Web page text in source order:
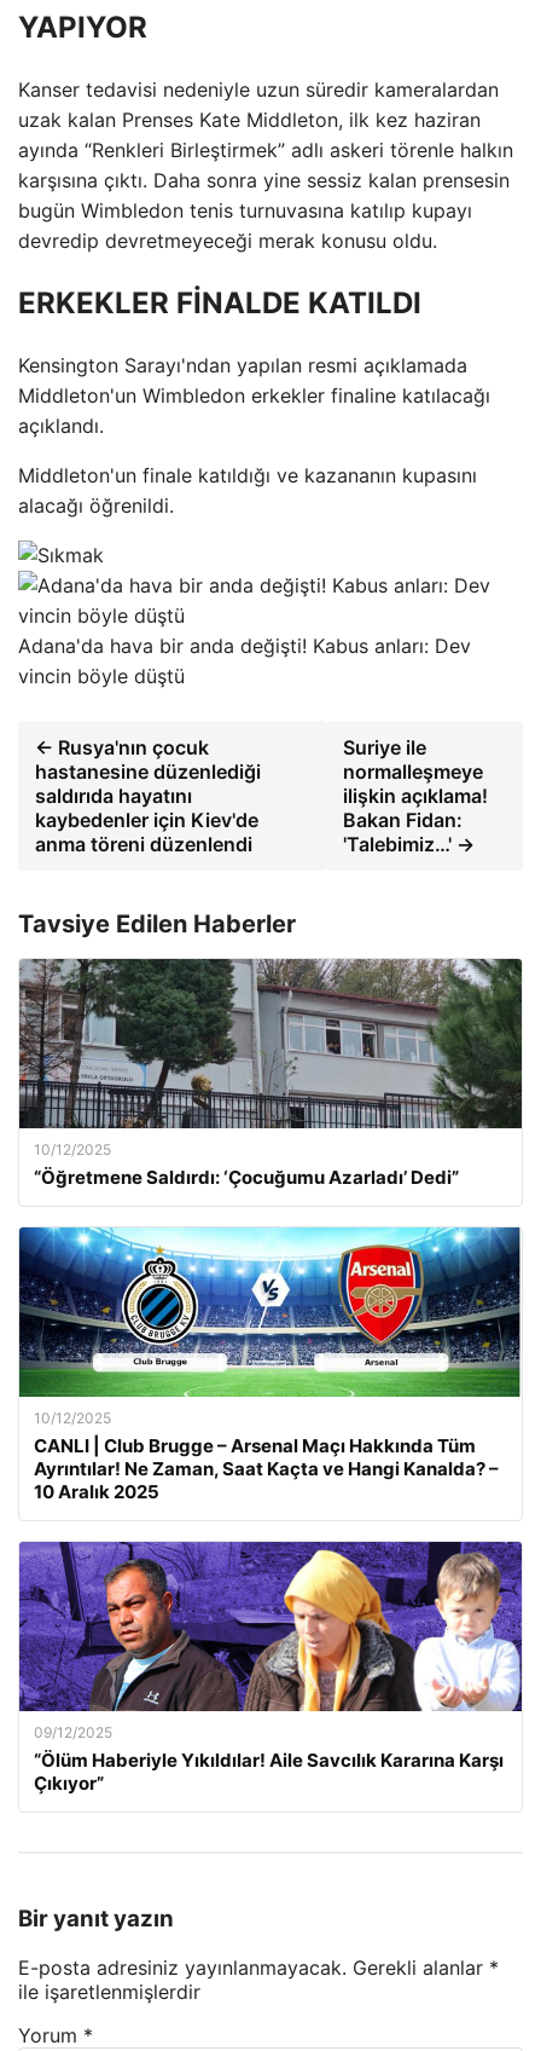
YAPIYOR
Kanser tedavisi nedeniyle uzun süredir kameralardan
uzak kalan Prenses Kate Middleton, ilk kez haziran
ayında “Renkleri Birleştirmek” adlı askeri törenle halkın
karşısına çıktı. Daha sonra yine sessiz kalan prensesin
bugün Wimbledon tenis turnuvasına katılıp kupayı
devredip devretmeyeceği merak konusu oldu.
ERKEKLER FİNALDE KATILDI
Kensington Sarayı'ndan yapılan resmi açıklamada
Middleton'un Wimbledon erkekler finaline katılacağı
açıklandı.
Middleton'un finale katıldığı ve kazananın kupasını
alacağı öğrenildi.
Adana'da hava bir anda değişti! Kabus anları: Dev
vincin böyle düştü
← Rusya'nın çocuk
hastanesine düzenlediği
saldırıda hayatını
kaybedenler için Kiev'de
anma töreni düzenlendi
Suriye ile
normalleşmeye
ilişkin açıklama!
Bakan Fidan:
'Talebimiz…' →
Tavsiye Edilen Haberler
10/12/2025
“Öğretmene Saldırdı: ‘Çocuğumu Azarladı’ Dedi”
10/12/2025
CANLI | Club Brugge – Arsenal Maçı Hakkında Tüm
Ayrıntılar! Ne Zaman, Saat Kaçta ve Hangi Kanalda? –
10 Aralık 2025
09/12/2025
“Ölüm Haberiyle Yıkıldılar! Aile Savcılık Kararına Karşı
Çıkıyor”
Bir yanıt yazın
E-posta adresiniz yayınlanmayacak. Gerekli alanlar *
ile işaretlenmişlerdir
Yorum *